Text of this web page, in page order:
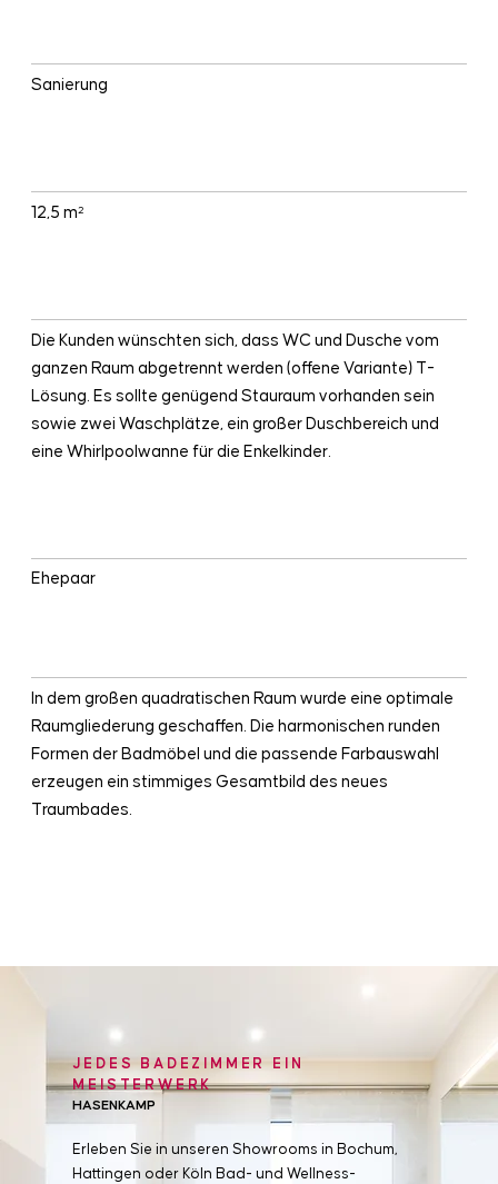
Sanierung
12,5 m²
Die Kunden wünschten sich, dass WC und Dusche vom
ganzen Raum abgetrennt werden (offene Variante) T-
Lösung. Es sollte genügend Stauraum vorhanden sein
sowie zwei Waschplätze, ein großer Duschbereich und
eine Whirlpoolwanne für die Enkelkinder.
Ehepaar
In dem großen quadratischen Raum wurde eine optimale
Raumgliederung geschaffen. Die harmonischen runden
Formen der Badmöbel und die passende Farbauswahl
erzeugen ein stimmiges Gesamtbild des neues
Traumbades.
JEDES BADEZIMMER EIN
MEISTERWERK
HASENKAMP
Erleben Sie in unseren Showrooms in Bochum,
Hattingen oder Köln Bad- und Wellness-